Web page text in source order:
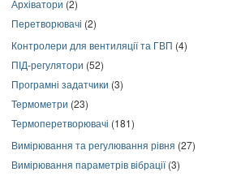
Архіватори (2)
Перетворювачі (2)
Контролери для вентиляції та ГВП (4)
ПІД-регулятори (52)
Програмні задатчики (3)
Термометри (23)
Термоперетворювачі (181)
Вимірювання та регулювання рівня (27)
Вимірювання параметрів вібрації(3)